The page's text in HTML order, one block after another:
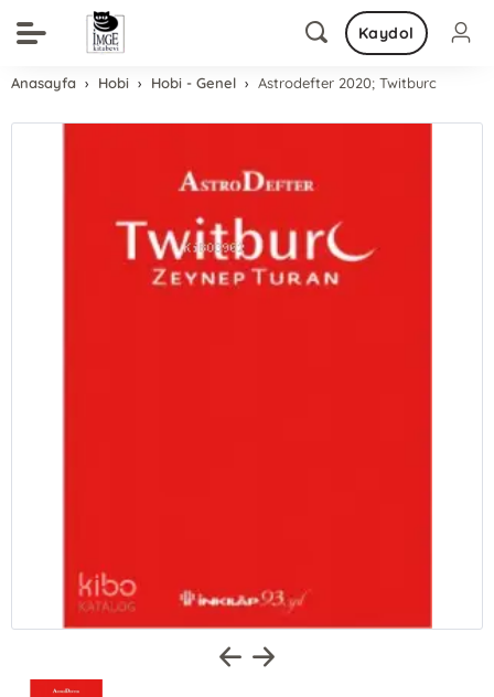
Kaydol
Anasayfa Hobi Hobi - Genel Astrodefter 2020; Twitburc